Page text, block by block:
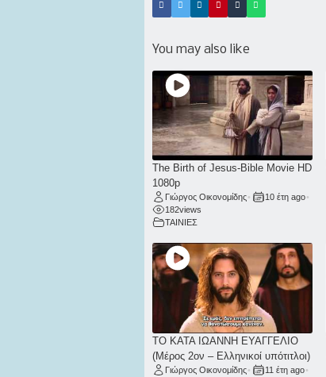
You may also like
The Birth of Jesus-Bible Movie HD
1080p
Γιώργος Οικονομίδης• 10 έτη ago•
182views
ΤΑΙΝΙΕΣ
ΤΟ ΚΑΤΑ ΙΩΑΝΝΗ ΕΥΑΓΓΕΛΙΟ
(Μέρος 2ον – Ελληνικοί υπότιτλοι)
Γιώργος Οικονομίδης• 11 έτη ago•